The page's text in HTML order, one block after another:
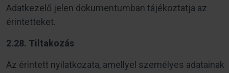
Adatkezelő jelen dokumentumban tájékoztatja az
érintetteket.
2.28. Tiltakozás
Az érintett nyilatkozata, amellyel személyes adatainak